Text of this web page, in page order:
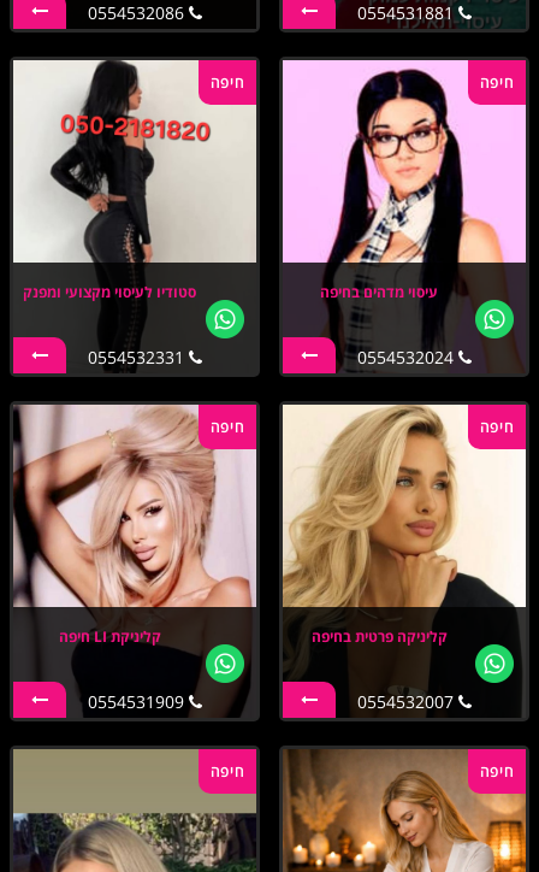
0554532086
חיפה
עיסוי מדהים בחיפה
0554532024
חיפה
סטודיו לעיסוי מקצועי ומפנק
חיפה
קליניקה פרטית בחיפה
0554532007
חיפה
קליניקת LI חיפה
0554531909
חיפה חיפה